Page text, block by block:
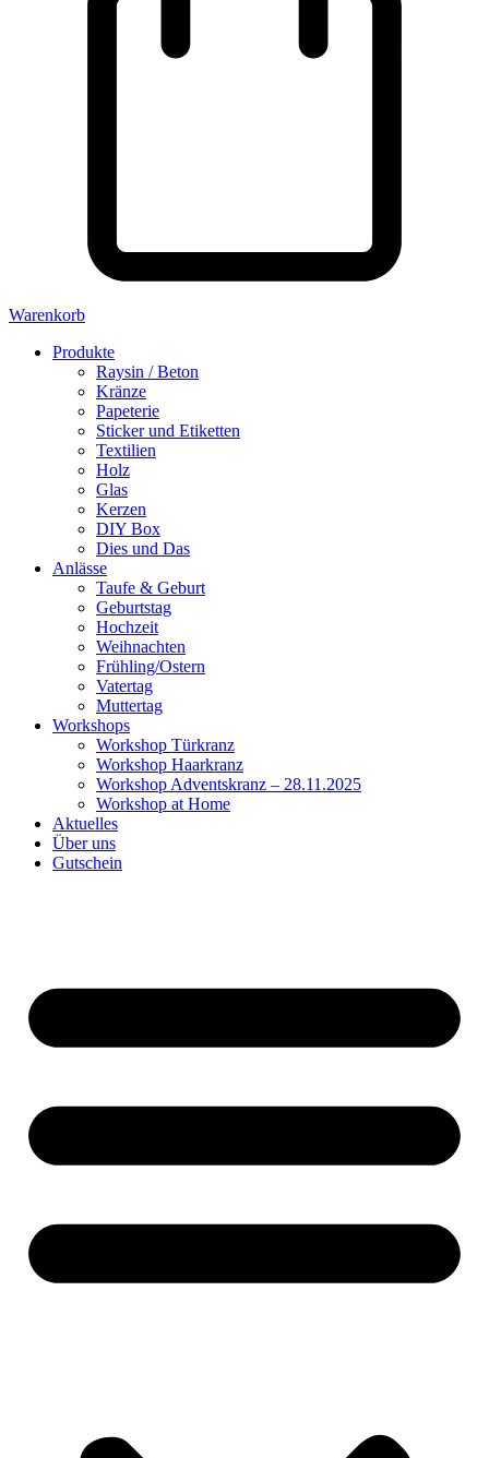
Warenkorb
Produkte
Raysin / Beton
Kränze
Papeterie
Sticker und Etiketten
Textilien
Holz
Glas
Kerzen
DIY Box
Dies und Das
Anlässe
Taufe & Geburt
Geburtstag
Hochzeit
Weihnachten
Frühling/Ostern
Vatertag
Muttertag
Workshops
Workshop Türkranz
Workshop Haarkranz
Workshop Adventskranz – 28.11.2025
Workshop at Home
Aktuelles
Über uns
Gutschein